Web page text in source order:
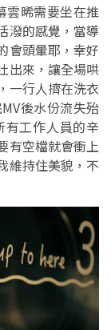
雲晞需要坐在推
潑的感覺，當導
會頭暈耶，幸好
出來，讓全場哄
一行人擠在洗衣
後水份流失殆
有工作人員的辛
有空檔就會衝上
維持住美貌，不